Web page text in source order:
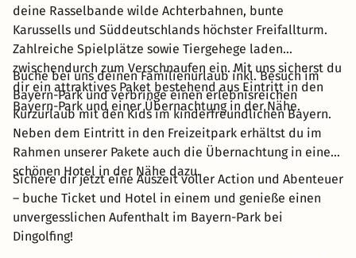
deine Rasselbande wilde Achterbahnen, bunte
Karussells und Süddeutschlands höchster Freifallturm.
Zahlreiche Spielplätze sowie Tiergehege laden
zwischendurch zum Verschnaufen ein. Mit uns sicherst du
dir ein attraktives Paket bestehend aus Eintritt in den
Bayern-Park und einer Übernachtung in der Nähe.
Buche bei uns deinen Familienurlaub inkl. Besuch im
Bayern-Park und verbringe einen erlebnisreichen
Kurzurlaub mit den Kids im kinderfreundlichen Bayern.
Neben dem Eintritt in den Freizeitpark erhältst du im
Rahmen unserer Pakete auch die Übernachtung in einem
schönen Hotel in der Nähe dazu.
Sichere dir jetzt eine Auszeit voller Action und Abenteuer
– buche Ticket und Hotel in einem und genieße einen
unvergesslichen Aufenthalt im Bayern-Park bei
Dingolfing!